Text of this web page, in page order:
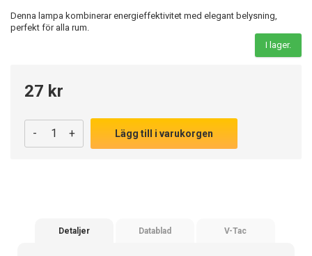
Denna lampa kombinerar energieffektivitet med elegant belysning,
perfekt för alla rum.
I lager.
27 kr
- + Lägg till i varukorgen
Detaljer Datablad V-Tac